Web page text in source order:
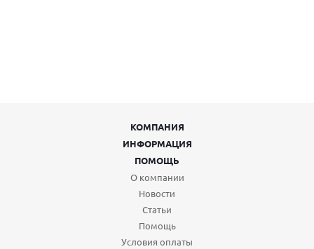
КОМПАНИЯ
ИНФОРМАЦИЯ
ПОМОЩЬ
О компании
Новости
Статьи
Помощь
Условия оплаты